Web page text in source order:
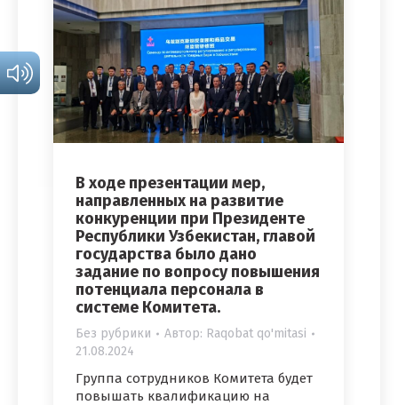
В ходе презентации мер,
направленных на развитие
конкуренции при Президенте
Республики Узбекистан, главой
государства было дано
задание по вопросу повышения
потенциала персонала в
системе Комитета.
Без рубрики Автор: Raqobat qo'mitasi
21.08.2024
Группа сотрудников Комитета будет
повышать квалификацию на